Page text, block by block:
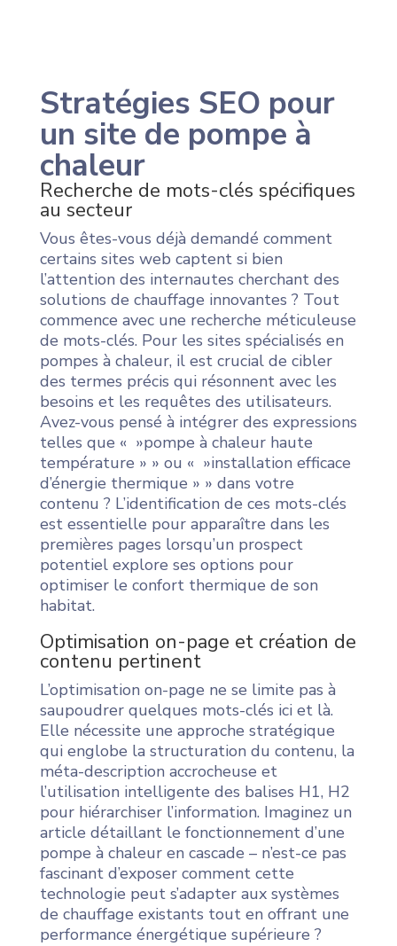
Stratégies SEO pour
un site de pompe à
chaleur
Recherche de mots-clés spécifiques
au secteur
Vous êtes-vous déjà demandé comment
certains sites web captent si bien
l’attention des internautes cherchant des
solutions de chauffage innovantes ? Tout
commence avec une recherche méticuleuse
de mots-clés. Pour les sites spécialisés en
pompes à chaleur, il est crucial de cibler
des termes précis qui résonnent avec les
besoins et les requêtes des utilisateurs.
Avez-vous pensé à intégrer des expressions
telles que « »pompe à chaleur haute
température » » ou « »installation efficace
d’énergie thermique » » dans votre
contenu ? L’identification de ces mots-clés
est essentielle pour apparaître dans les
premières pages lorsqu’un prospect
potentiel explore ses options pour
optimiser le confort thermique de son
habitat.
Optimisation on-page et création de
contenu pertinent
L’optimisation on-page ne se limite pas à
saupoudrer quelques mots-clés ici et là.
Elle nécessite une approche stratégique
qui englobe la structuration du contenu, la
méta-description accrocheuse et
l’utilisation intelligente des balises H1, H2
pour hiérarchiser l’information. Imaginez un
article détaillant le fonctionnement d’une
pompe à chaleur en cascade – n’est-ce pas
fascinant d’exposer comment cette
technologie peut s’adapter aux systèmes
de chauffage existants tout en offrant une
performance énergétique supérieure ?